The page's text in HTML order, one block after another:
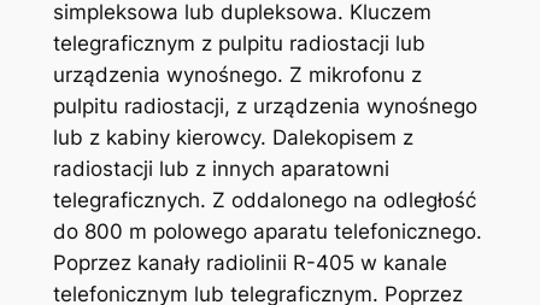
simpleksowa lub dupleksowa. Kluczem
telegraficznym z pulpitu radiostacji lub
urządzenia wynośnego. Z mikrofonu z
pulpitu radiostacji, z urządzenia wynośnego
lub z kabiny kierowcy. Dalekopisem z
radiostacji lub z innych aparatowni
telegraficznych. Z oddalonego na odległość
do 800 m polowego aparatu telefonicznego.
Poprzez kanały radiolinii R-405 w kanale
telefonicznym lub telegraficznym. Poprzez